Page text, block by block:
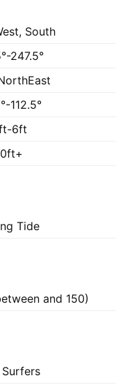
South
247.5°
112.5°
6ft
Tide
and 150)
Surfers